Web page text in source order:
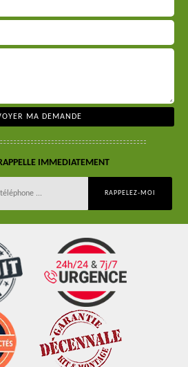
IMMEDIATEMENT